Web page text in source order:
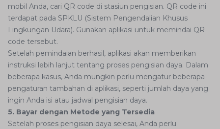
mobil Anda, cari QR code di stasiun pengisian. QR code ini
terdapat pada SPKLU (Sistem Pengendalian Khusus
Lingkungan Udara). Gunakan aplikasi untuk memindai QR
code tersebut.
Setelah pemindaian berhasil, aplikasi akan memberikan
instruksi lebih lanjut tentang proses pengisian daya. Dalam
beberapa kasus, Anda mungkin perlu mengatur beberapa
pengaturan tambahan di aplikasi, seperti jumlah daya yang
ingin Anda isi atau jadwal pengisian daya.
5. Bayar dengan Metode yang Tersedia
Setelah proses pengisian daya selesai, Anda perlu